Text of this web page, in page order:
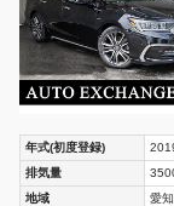
年式(初度登録)
排気量
地域
愛